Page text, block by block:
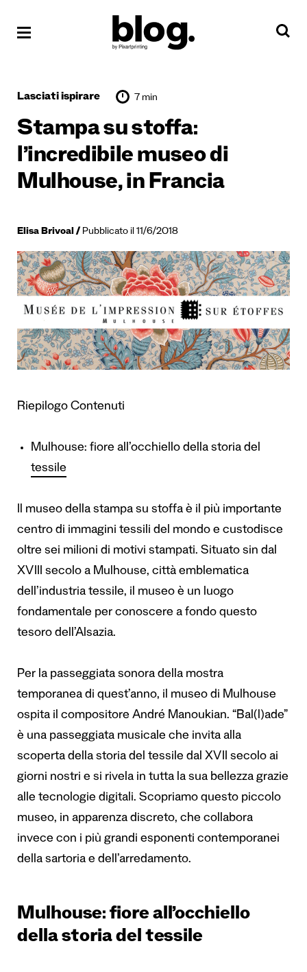
Lasciati ispirare 7 min
Stampa su stoffa:
l’incredibile museo di
Mulhouse, in Francia
Elisa Brivoal Pubblicato il 11/6/2018
Riepilogo Contenuti
Mulhouse: fiore all’occhiello della storia del
tessile
Il museo della stampa su stoffa è il più importante
centro di immagini tessili del mondo e custodisce
oltre sei milioni di motivi stampati. Situato sin dal
XVIII secolo a Mulhouse, città emblematica
dell’industria tessile, il museo è un luogo
fondamentale per conoscere a fondo questo
tesoro dell’Alsazia.
Per la passeggiata sonora della mostra
temporanea di quest’anno, il museo di Mulhouse
ospita il compositore André Manoukian. “Bal(l)ade”
è una passeggiata musicale che invita alla
scoperta della storia del tessile dal XVII secolo ai
giorni nostri e si rivela in tutta la sua bellezza grazie
alle tecnologie digitali. Scopriamo questo piccolo
museo, in apparenza discreto, che collabora
invece con i più grandi esponenti contemporanei
della sartoria e dell’arredamento.
Mulhouse: fiore all’occhiello
della storia del tessile